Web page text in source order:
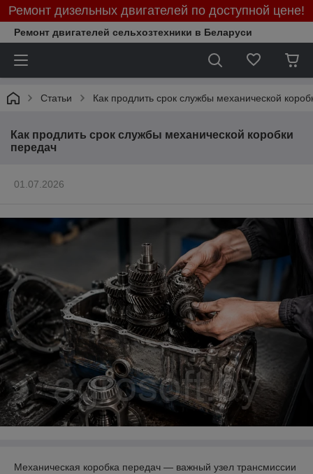
Ремонт дизельных двигателей по доступной цене!
Ремонт двигателей сельхозтехники в Беларуси
Статьи Как продлить срок службы механической
Как продлить срок службы механической коробки
передач
01.07.2026
Механическая коробка передач — важный узел трансмиссии